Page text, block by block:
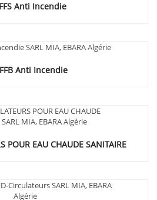
Anti Incendie
FFB Anti Incendie
POUR EAU CHAUDE SANITAIRE